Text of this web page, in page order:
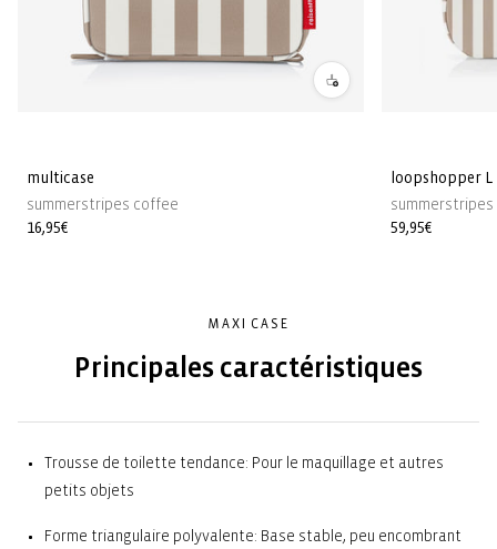
multicase
summerstripes coffee
Prix
16,95€
loopshopper L
Prix
59,95€
MAXI CASE
Principales caractéristiques
Trousse de toilette tendance: Pour le maquillage et autres
petits objets
Forme triangulaire polyvalente: Base stable, peu encombrant